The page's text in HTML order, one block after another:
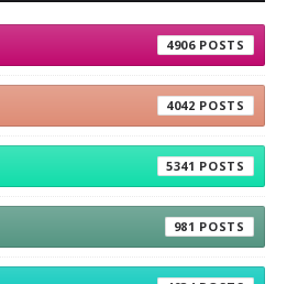
4906
4042
5341
981